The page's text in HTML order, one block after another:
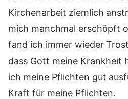
Kirchenarbeit ziemlich
mich manchmal erschöpft
fand ich immer wieder
dass Gott meine Krankheit
ich meine Pflichten gut
Kraft für meine Pflichten.